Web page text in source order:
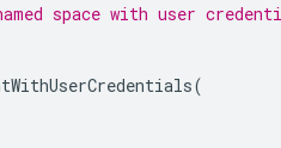
space with user
(